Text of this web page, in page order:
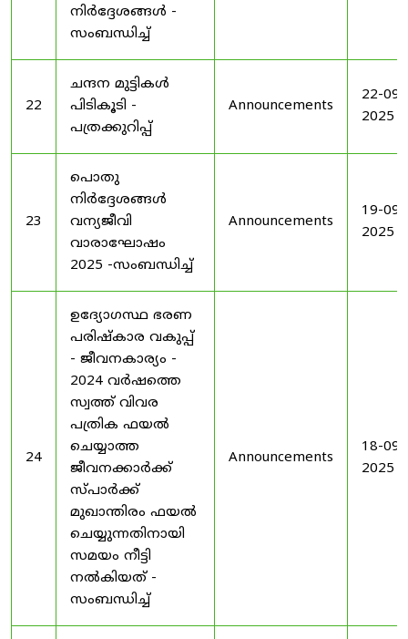
നിർദ്ദേശങ്ങൾ -
സംബന്ധിച്ച്
22
ചന്ദന മുട്ടികൾ
പിടികൂടി -
പത്രക്കുറിപ്പ്
Announcements
22-09-
2025
23
പൊതു
നിർദ്ദേശങ്ങൾ
വന്യജീവി
വാരാഘോഷം
2025 -സംബന്ധിച്ച്
Announcements
19-09-
2025
24
ഉദ്യോഗസ്ഥ ഭരണ
പരിഷ്കാര വകുപ്പ്
- ജീവനകാര്യം -
2024 വർഷത്തെ
സ്വത്ത് വിവര
പത്രിക ഫയൽ
ചെയ്യാത്ത
ജീവനക്കാർക്ക്
സ്പാർക്ക്
മുഖാന്തിരം ഫയൽ
ചെയ്യുന്നതിനായി
സമയം നീട്ടി
നൽകിയത് -
സംബന്ധിച്ച്
Announcements
18-09-
2025